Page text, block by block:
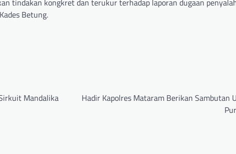
tindakan kongkret dan terukur terhadap laporan dugaan
Betung.
Mandalika
Hadir Kapolres Mataram Berikan Sambutan